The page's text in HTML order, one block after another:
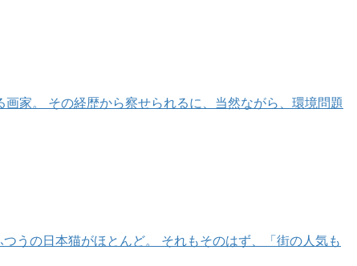
家。 その経歴から察せられるに、当然ながら、環境問題
うの日本猫がほとんど。 それもそのはず、「街の人気も